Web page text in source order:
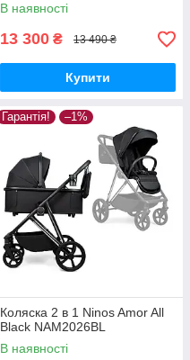
В наявності
13 300 ₴ 13 490 ₴
Купити
Гарантія! –1%
Коляска 2 в 1 Ninos Amor All
Black NAM2026BL
В наявності